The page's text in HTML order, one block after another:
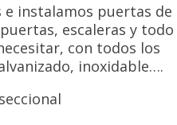
e instalamos puertas de
escaleras y todo
con todos los
inoxidable….